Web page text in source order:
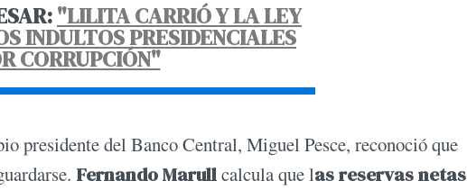
"LILITA CARRIÓ Y LA LEY
INDULTOS PRESIDENCIALES
CORRUPCIÓN"
presidente del Banco Central, Miguel Pesce, reconoció que
Fernando Marullcalcula que las reservas netas